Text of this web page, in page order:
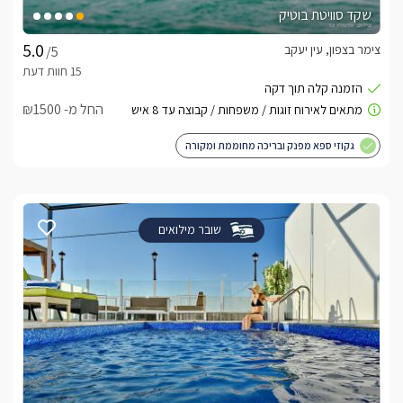
לצפייה באטרקציות ומסעדות בקרבת מרגנית בגליל -
לחצו כאן
שקד סוויטת בוטיק
/5
צימר בצפון, עין יעקב
החל מ- ₪1500
גקוזי ספא מפנק ובריכה מחוממת ומקורה
שובר מילואים